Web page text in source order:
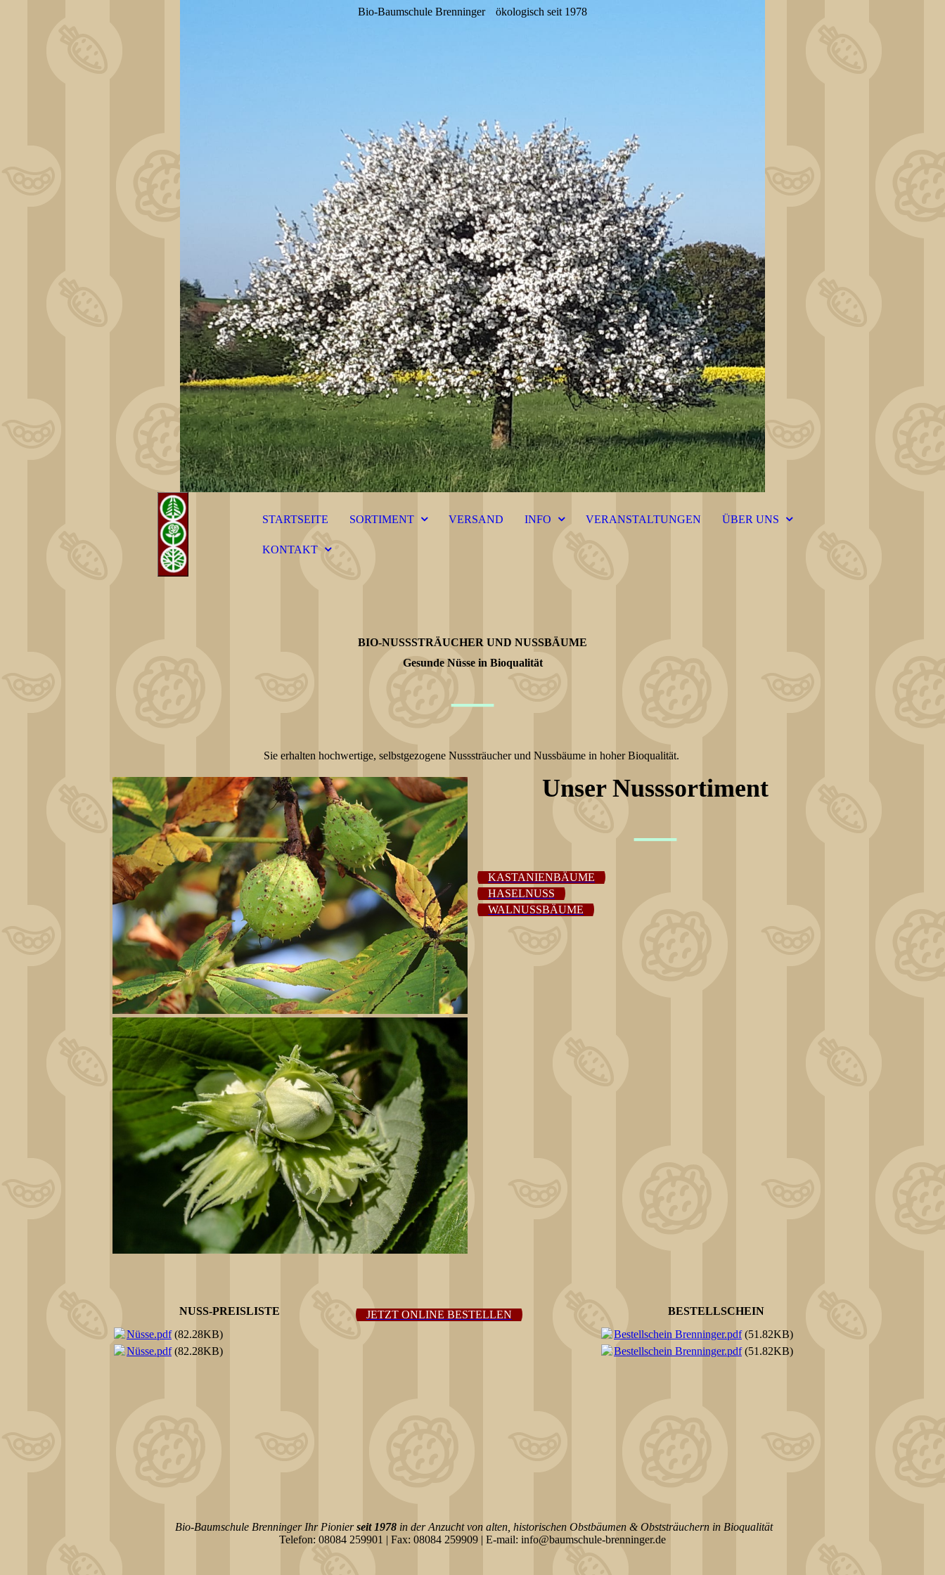
Bio-Baumschule Brenninger ökologisch seit 1978
STARTSEITE SORTIMENT VERSAND INFO VERANSTALTUNGEN ÜBER UNS
KONTAKT
BIO-NUSSSTRÄUCHER UND NUSSBÄUME
Gesunde Nüsse in Bioqualität
—
Sie erhalten hochwertige, selbstgezogene Nusssträucher und Nussbäume in hoher Bioqualität.
Unser Nusssortiment
—
KASTANIENBÄUME
HASELNUSS
WALNUSSBÄUME
NUSS-PREISLISTE
Nüsse.pdf(82.28KB)
Nüsse.pdf(82.28KB)
JETZT ONLINE BESTELLEN
BESTELLSCHEIN
Bestellschein Brenninger.pdf(51.82KB)
Bestellschein Brenninger.pdf(51.82KB)
Bio-Baumschule Brenninger Ihr Pionierseit 1978 in der Anzucht von alten, historischen Obstbäumen & Obststräuchern in Bioqualität
Telefon: 08084 259901 | Fax: 08084 259909 | E-mail: info@baumschule-brenninger.de